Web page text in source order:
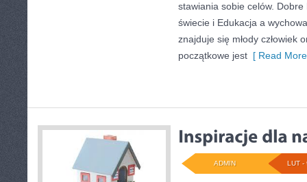
stawiania sobie celów.
świecie i Edukacja a
znajduje się młody człowiek
początkowe jest [ Read
LUT -
ADMIN